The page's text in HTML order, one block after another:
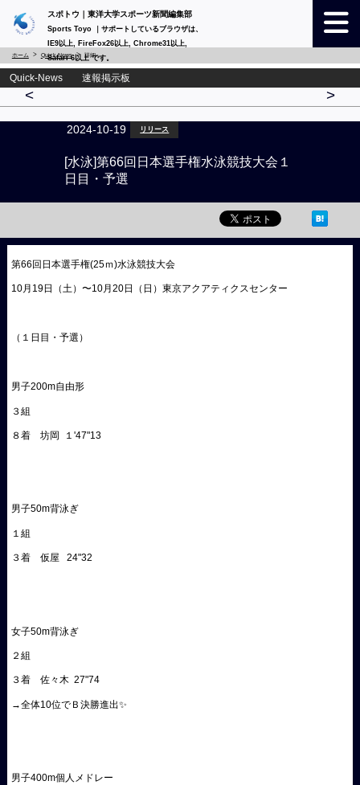
スポトウ｜東洋大学スポーツ新聞編集部
Sports Toyo ｜サポートしているブラウザは、
IE9以上, FireFox26以上, Chrome31以上,
Safari 6以上 です。
ホーム Quick-News 詳細
Quick-News 速報掲示板
< >
2024-10-19 リリース
[水泳]第66回日本選手権水泳競技大会１
日目・予選
第66回日本選手権(25ｍ)水泳競技大会
10月19日（土）〜10月20日（日）東京アクアティクスセンター
（１日目・予選）
男子200m自由形
３組
８着 坊岡 １'47"13
男子50m背泳ぎ
１組
３着 仮屋 24"32
女子50m背泳ぎ
２組
３着 佐々木 27"74
→全体10位でＢ決勝進出✨️
男子400m個人メドレー